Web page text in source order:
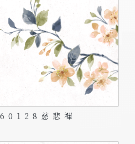
慈悲禪